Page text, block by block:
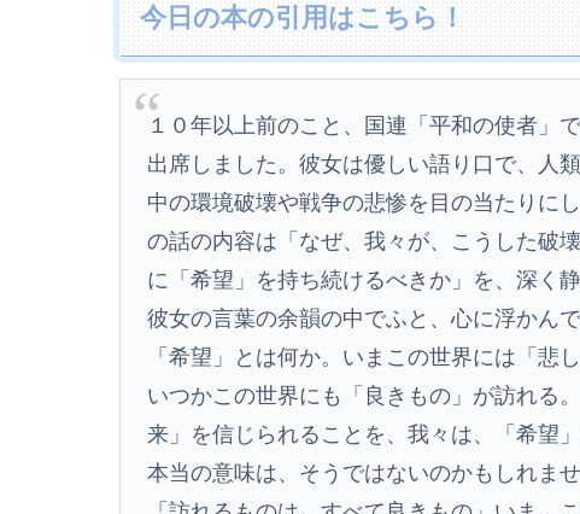
今日の本の引用はこちら！
１０年以上前のこと、国連「平和の使者」
出席しました。彼女は優しい語り口で、人
中の環境破壊や戦争の悲惨を目の当たりに
の話の内容は「なぜ、我々が、こうした破
に「希望」を持ち続けるべきか」を、深く
彼女の言葉の余韻の中でふと、心に浮かん
「希望」とは何か。いまこの世界には「悲
いつかこの世界にも「良きもの」が訪れる
来」を信じられることを、我々は、「希望
本当の意味は、そうではないのかもしれませ